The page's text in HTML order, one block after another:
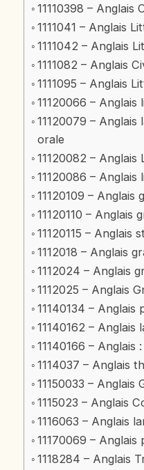
11110398 – Anglais
1111041 – Anglais
1111042 – Anglais
1111082 – Anglais
1111095 – Anglais
11120066 – Anglais
11120079 –
orale
11120082 – Anglais
11120086 – Anglais
11120109 – Anglais
11120110 – Anglais
11120115 – Anglais
1112018 – Anglais
1112024 – Anglais
1112025 – Anglais
11140134 –
11140162 –
11140166 –
1114037 – Anglais
11150033 – Anglais
1115023 – Anglais
1116063 – Anglais
11170069 –
1118284 – Anglais